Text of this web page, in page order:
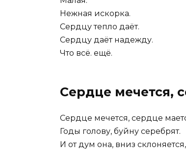
Нежная искорка.
Сердцу тепло даёт.
Сердцу даёт надежду.
Что всё. ещё.
Сердце мечется,
Сердце мечется, сердце
Годы голову, буйну серебрят.
И от дум она, вниз склоняется,